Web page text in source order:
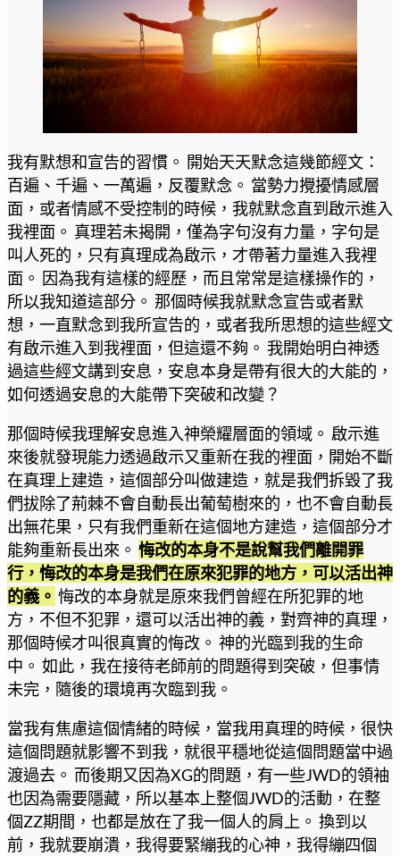
我有默想和宣告的習慣。 開始天天默念這幾節經文：
百遍、千遍、一萬遍，反覆默念。 當勢力攪擾情感層
面，或者情感不受控制的時候，我就默念直到啟示進入
我裡面。 真理若未揭開，僅為字句沒有力量，字句是
叫人死的，只有真理成為啟示，才帶著力量進入我裡
面。 因為我有這樣的經歷，而且常常是這樣操作的，
所以我知道這部分。 那個時候我就默念宣告或者默
想，一直默念到我所宣告的，或者我所思想的這些經文
有啟示進入到我裡面，但這還不夠。 我開始明白神透
過這些經文講到安息，安息本身是帶有很大的大能的，
如何透過安息的大能帶下突破和改變？
那個時候我理解安息進入神榮耀層面的領域。 啟示進
來後就發現能力透過啟示又重新在我的裡面，開始不斷
在真理上建造，這個部分叫做建造，就是我們拆毀了我
們拔除了荊棘不會自動長出葡萄樹來的，也不會自動長
出無花果，只有我們重新在這個地方建造，這個部分才
能夠重新長出來。 悔改的本身不是說幫我們離開罪
行，悔改的本身是我們在原來犯罪的地方，可以活出神
的義。 悔改的本身就是原來我們曾經在所犯罪的地
方，不但不犯罪，還可以活出神的義，對齊神的真理，
那個時候才叫很真實的悔改。 神的光臨到我的生命
中。 如此，我在接待老師前的問題得到突破，但事情
未完，隨後的環境再次臨到我。
當我有焦慮這個情緒的時候，當我用真理的時候，很快
這個問題就影響不到我，就很平穩地從這個問題當中過
渡過去。 而後期又因為XG的問題，有一些JWD的領袖
也因為需要隱藏，所以基本上整個JWD的活動，在整
個ZZ期間，也都是放在了我一個人的肩上。 換到以
前，我就要崩潰，我得要緊繃我的心神，我得繃四個